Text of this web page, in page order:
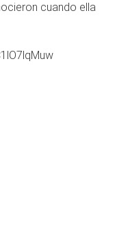
cuando ella